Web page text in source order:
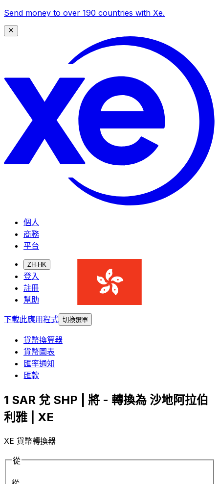
Send money to over 190 countries with Xe.
個人
商務
平台
ZH-HK
登入
註冊
幫助
下載此應用程式 切換選單
貨幣換算器
貨幣圖表
匯率通知
匯款
1 SAR 兌 SHP | 將 - 轉換為 沙地阿拉伯
利雅 | XE
XE 貨幣轉換器
從